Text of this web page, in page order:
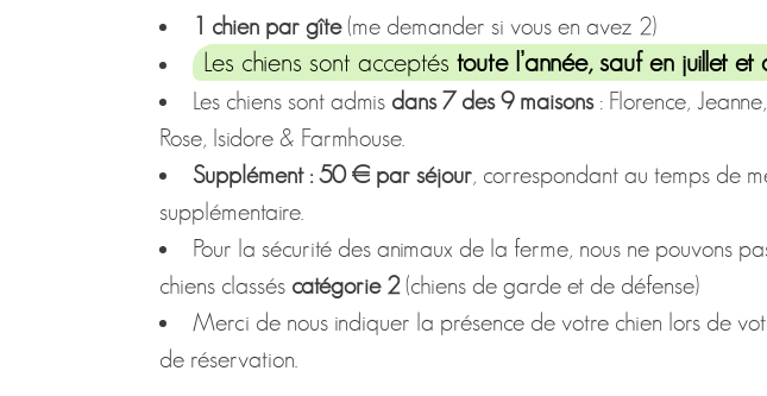
1 chien par gîte(me demander si vous en avez 2)
Les chiens sont acceptéstoute l’année, sauf en juillet et
Les chiens sont admis dans 7 des 9 maisons: Florence,
Rose, Isidore & Farmhouse.
Supplément : 50 € par séjour, correspondant au temps de
supplémentaire.
Pour la sécurité des animaux de la ferme, nous ne pouvons
chiens classés catégorie 2(chiens de garde et de défense)
Merci de nous indiquer la présence de votre chien lors de
de réservation.